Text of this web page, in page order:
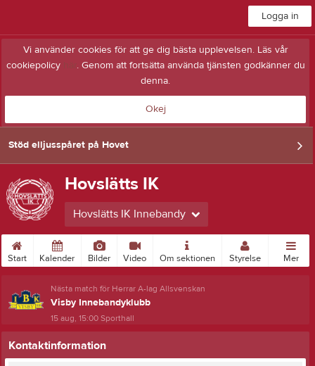
Logga in
Vi använder cookies för att ge dig bästa upplevelsen. Läs vår
cookiepolicy här. Genom att fortsätta använda tjänsten godkänner du
denna.
Okej
Stöd elljusspåret på Hovet
Hovslätts IK
Hovslätts IK Innebandy
Start Kalender Bilder Video Om sektionen Styrelse Mer
Nästa match för Herrar A-lag Allsvenskan
Visby Innebandyklubb
15 aug, 15:00Sporthall
Kontaktinformation